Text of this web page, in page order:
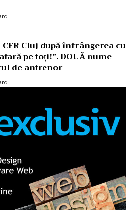
CFR Cluj după înfrângerea cu
pe toți!”. DOUĂ nume
de antrenor